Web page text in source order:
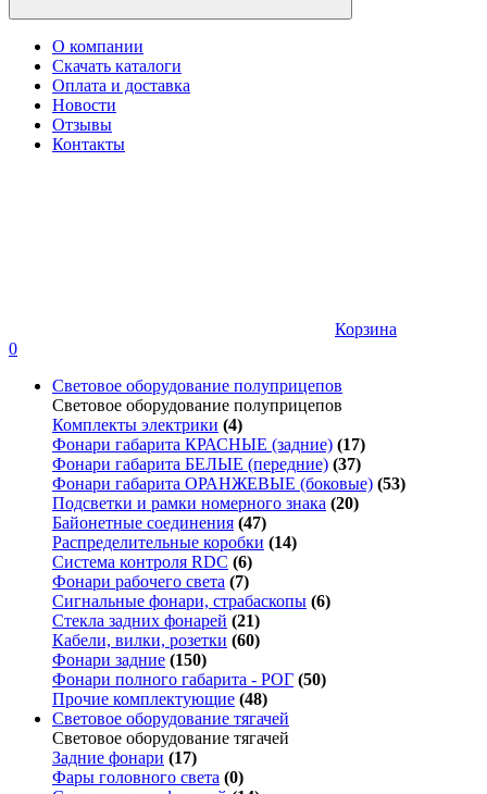
О компании
Скачать каталоги
Оплата и доставка
Новости
Отзывы
Контакты
Корзина
0
Световое оборудование полуприцепов
Световое оборудование полуприцепов
Комплекты электрики (4)
Фонари габарита КРАСНЫЕ (задние) (17)
Фонари габарита БЕЛЫЕ (передние) (37)
Фонари габарита ОРАНЖЕВЫЕ (боковые) (53)
Подсветки и рамки номерного знака (20)
Байонетные соединения (47)
Распределительные коробки (14)
Система контроля RDC (6)
Фонари рабочего света (7)
Сигнальные фонари, страбаскопы (6)
Стекла задних фонарей (21)
Кабели, вилки, розетки (60)
Фонари задние (150)
Фонари полного габарита - РОГ (50)
Прочие комплектующие (48)
Световое оборудование тягачей
Световое оборудование тягачей
Задние фонари (17)
Фары головного света (0)